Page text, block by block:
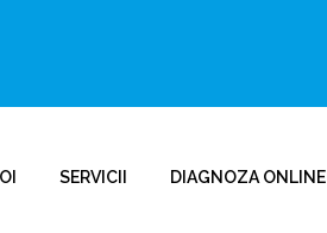
SERVICII DIAGNOZA ONLINE